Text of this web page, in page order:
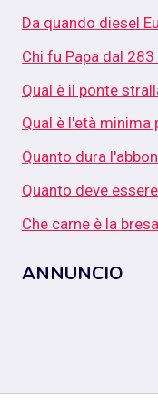
Da quando diesel
Chi fu Papa dal
Qual è il ponte
Qual è l'età minima
Quanto dura
Quanto deve
Che carne è la
ANNUNCIO